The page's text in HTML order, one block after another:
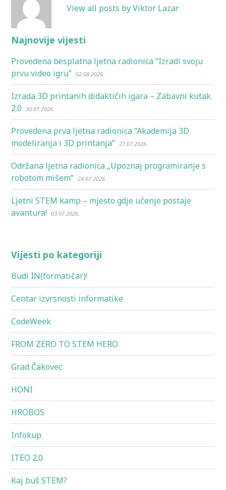
View all posts by Viktor Lazar
Najnovije vijesti
Provedena besplatna ljetna radionica “Izradi svoju
prvu video igru” 02.08.2026.
Izrada 3D printanih didaktičih igara – Zabavni kutak
2.0
30.07.2026.
Provedena prva ljetna radionica “Akademija 3D
modeliranja i 3D printanja” 27.07.2026.
Održana ljetna radionica „Upoznaj programiranje s
robotom mišem“ 24.07.2026.
Ljetni STEM kamp – mjesto gdje učenje postaje
avantura! 03.07.2026.
Vijesti po kategoriji
Budi IN(formatičar)!
Centar izvrsnosti informatike
CodeWeek
FROM ZERO TO STEM HERO
Grad Čakovec
HONI
HROBOS
Infokup
ITEO 2.0
Kaj buš STEM?